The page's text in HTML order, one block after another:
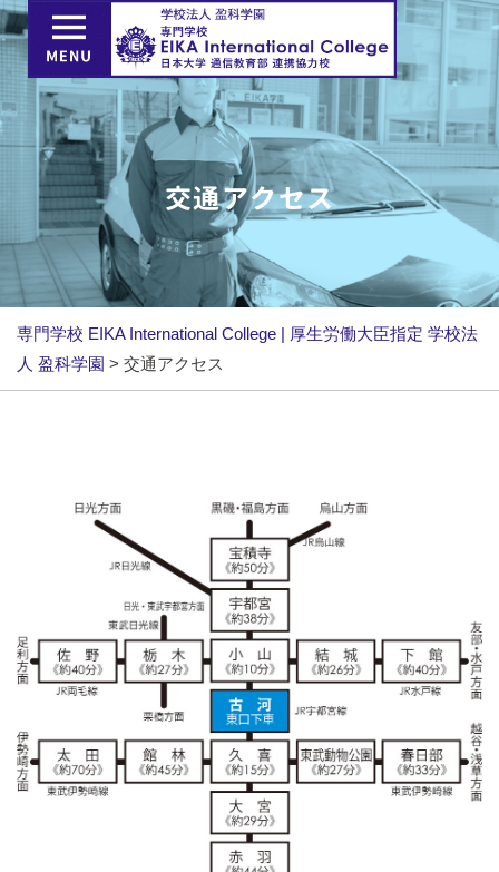
交通アクセス
専門学校 EIKA International College | 厚生労働大臣指定 学校法
人 盈科学園 > 交通アクセス